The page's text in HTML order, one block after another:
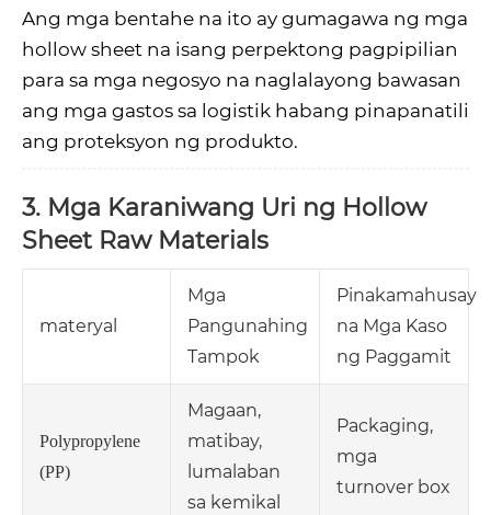
Ang mga bentahe na ito ay gumagawa ng mga
hollow sheet na isang perpektong pagpipilian
para sa mga negosyo na naglalayong bawasan
ang mga gastos sa logistik habang pinapanatili
ang proteksyon ng produkto.
3. Mga Karaniwang Uri ng Hollow
Sheet Raw Materials
materyal
Mga
Pangunahing
Tampok
Pinakamahusay
na Mga Kaso
ng Paggamit
Polypropylene
(PP)
Magaan,
matibay,
lumalaban
sa kemikal
Packaging,
mga
turnover box